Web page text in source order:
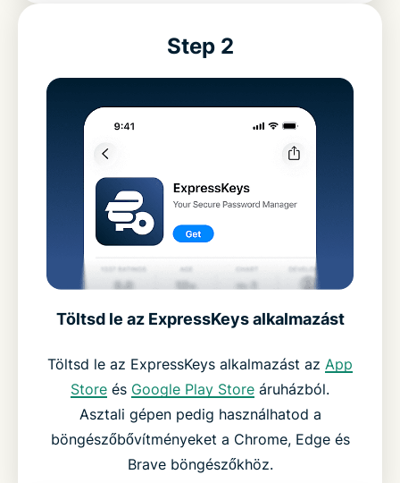
Step 2
Töltsd le az ExpressKeys alkalmazást
Töltsd le az ExpressKeys alkalmazást az App
Store és Google Play Store áruházból.
Asztali gépen pedig használhatod a
böngészőbővítményeket a Chrome, Edge és
Brave böngészőkhöz.